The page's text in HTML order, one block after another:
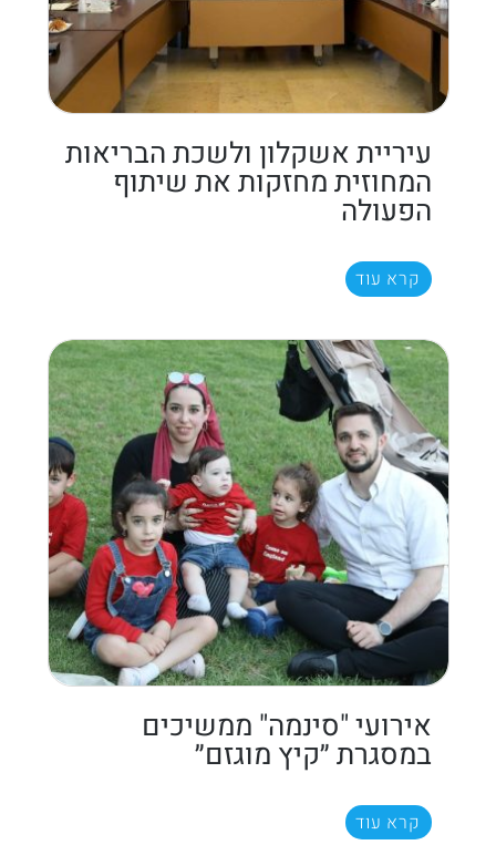
עיריית אשקלון ולשכת הבריאות
המחוזית מחזקות את שיתוף
הפעולה
קרא עוד
אירועי "סינמה" ממשיכים
במסגרת ״קיץ מוגזם״
קרא עוד